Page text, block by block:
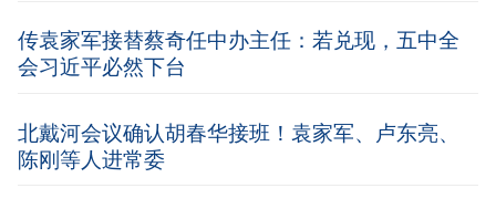
传袁家军接替蔡奇任中办主任：若兑现，五中全
会习近平必然下台
北戴河会议确认胡春华接班！袁家军、卢东亮、
陈刚等人进常委